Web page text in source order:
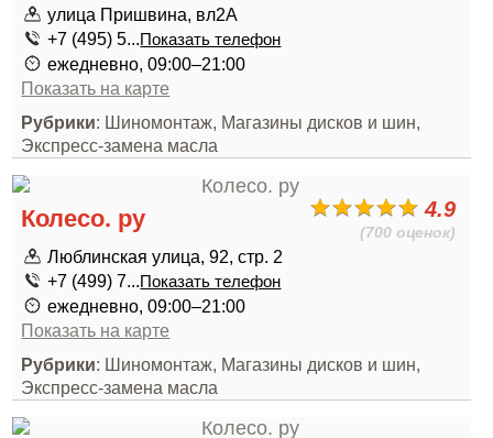
улица Пришвина, вл2А
+7 (495) 5...Показать телефон
ежедневно, 09:00–21:00
Показать на карте
Рубрики: Шиномонтаж, Магазины дисков и шин,
Экспресс-замена масла
4.9
(700 оценок)
Колесо. ру
Люблинская улица, 92, стр. 2
+7 (499) 7...Показать телефон
ежедневно, 09:00–21:00
Показать на карте
Рубрики: Шиномонтаж, Магазины дисков и шин,
Экспресс-замена масла